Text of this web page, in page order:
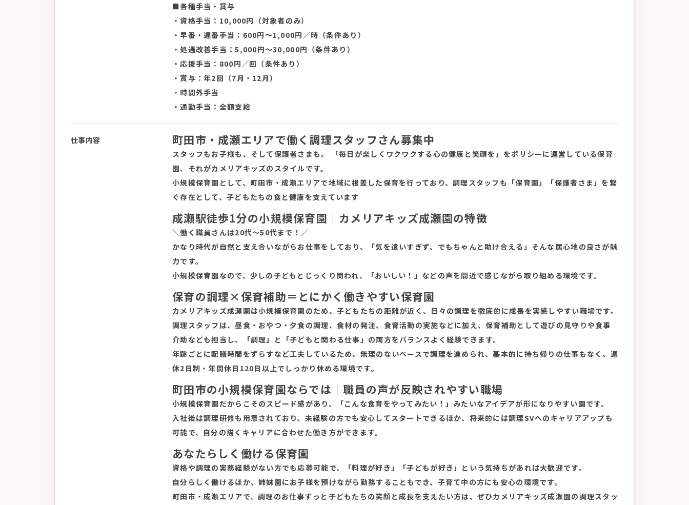
■各種手当・賞与
・資格手当：10,000円（対象者のみ）
・早番・遅番手当：600円〜1,000円／時（条件あり）
・処遇改善手当：5,000円〜30,000円（条件あり）
・応援手当：800円／回（条件あり）
・賞与：年2回（7月・12月）
・時間外手当
・通勤手当：全額支給
仕事内容 町田市・成瀬エリアで働く調理スタッフさん募集中
スタッフもお子様も、そして保護者さまも。 「毎日が楽しくワクワクする心の健康と笑顔を」をポリシーに運営している保育
園、それがカメリアキッズのスタイルです。
小規模保育園として、町田市・成瀬エリアで地域に根差した保育を行っており、調理スタッフも「保育園」「保護者さま」を繋
ぐ存在として、子どもたちの食と健康を支えています
成瀬駅徒歩1分の小規模保育園｜カメリアキッズ成瀬園の特徴
＼働く職員さんは20代～50代まで！／
かなり時代が自然と支え合いながらお仕事をしており、「気を遣いすぎず、でもちゃんと助け合える」そんな居心地の良さが魅
力です。
小規模保育園なので、少しの子どもとじっくり関われ、「おいしい！」などの声を間近で感じながら取り組める環境です。
保育の調理×保育補助＝とにかく働きやすい保育園
カメリアキッズ成瀬園は小規模保育園のため、子どもたちの距離が近く、日々の調理を徹底的に成長を実感しやすい職場です。
調理スタッフは、昼食・おやつ・夕食の調理、食材の発注、食育活動の実施などに加え、保育補助として遊びの見守りや食事
介助なども担当し、「調理」と「子どもと関わる仕事」の両方をバランスよく経験できます。
年齢ごとに配膳時間をずらすなど工夫しているため、無理のないペースで調理を進められ、基本的に持ち帰りの仕事もなく、週
休2日制・年間休日120日以上でしっかり休める環境です。
町田市の小規模保育園ならでは｜職員の声が反映されやすい職場
小規模保育園だからこそのスピード感があり、「こんな食育をやってみたい！」みたいなアイデアが形になりやすい園です。
入社後は調理研修も用意されており、未経験の方でも安心してスタートできるほか、将来的には調理SVへのキャリアアップも
可能で、自分の描くキャリアに合わせた働き方ができます。
あなたらしく働ける保育園
資格や調理の実務経験がない方でも応募可能で、「料理が好き」「子どもが好き」という気持ちがあれば大歓迎です。
自分らしく働けるほか、姉妹園にお子様を預けながら勤務することもでき、子育て中の方にも安心の環境です。
町田市・成瀬エリアで、調理のお仕事ずっと子どもたちの笑顔と成長を支えたい方は、ぜひカメリアキッズ成瀬園の調理スタッ